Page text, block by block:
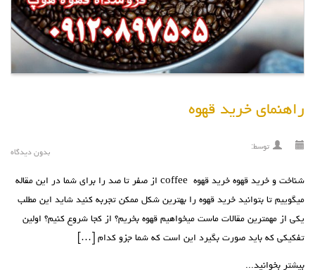
راهنمای خرید قهوه
توسط:
بدون دیدگاه
شناخت و خرید قهوه خرید قهوه coffee از صفر تا صد را برای شما در این مقاله
میگوییم تا بتوانید خرید قهوه را بهترین شکل ممکن تجربه کنید شايد اين مطلب
يکي از مهمترين مقالات ماست ميخواهيم قهوه بخريم؟ از کجا شروع کنيم؟ اولين
تفکيکي که بايد صورت بگيرد اين است که شما جزو کدام […]
بیشتر بخوانید...